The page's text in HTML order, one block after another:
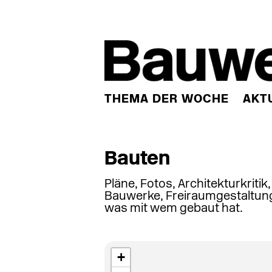
THEMA DER WOCHE
Bauten
Pläne, Fotos,
Bauwerke,
was mit wem gebaut hat.
+